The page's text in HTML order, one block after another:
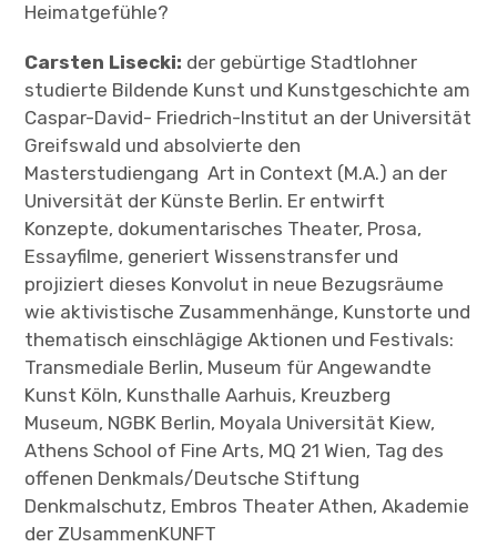
Heimatgefühle?
Carsten Lisecki: der gebürtige Stadtlohner
studierte Bildende Kunst und Kunstgeschichte am
Caspar-David- Friedrich-Institut an der Universität
Greifswald und absolvierte den
Masterstudiengang Art in Context (M.A.) an der
Universität der Künste Berlin. Er entwirft
Konzepte, dokumentarisches Theater, Prosa,
Essayfilme, generiert Wissenstransfer und
projiziert dieses Konvolut in neue Bezugsräume
wie aktivistische Zusammenhänge, Kunstorte und
thematisch einschlägige Aktionen und Festivals:
Transmediale Berlin, Museum für Angewandte
Kunst Köln, Kunsthalle Aarhuis, Kreuzberg
Museum, NGBK Berlin, Moyala Universität Kiew,
Athens School of Fine Arts, MQ 21 Wien, Tag des
offenen Denkmals/Deutsche Stiftung
Denkmalschutz, Embros Theater Athen, Akademie
der ZUsammenKUNFT